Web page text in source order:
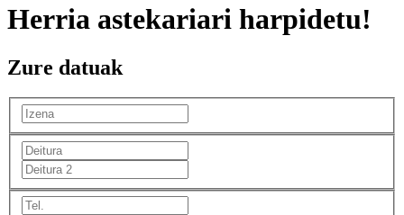
Herria astekariari harpidetu!
Zure datuak